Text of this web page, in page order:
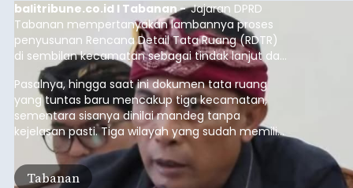
balitribune.co.id I Tabanan -Jajaran DPRD
Tabanan mempertanyakan lambannya proses
penyusunan Rencana Detail Tata Ruang (RDTR)
di sembilan kecamatan sebagai tindak lanjut dari
pelaksanaan RTRW.
Pasalnya, hingga saat ini dokumen tata ruang
yang tuntas baru mencakup tiga kecamatan,
sementara sisanya dinilai mandeg tanpa
kejelasan pasti. Tiga wilayah yang sudah memiliki
RDTR tersebut meliputi Kecamatan Kediri,
Tabanan, dan Selemadeg Barat.
Tabanan